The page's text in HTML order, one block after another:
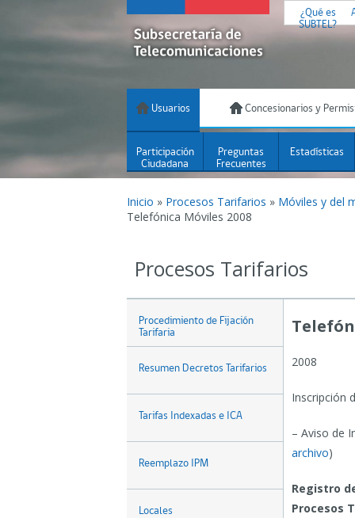
¿Qué es
SUBTEL?
Usuarios Concesionarios y
Participación
Ciudadana
Preguntas
Frecuentes
Estadísticas
Inicio » Procesos Tarifarios » Móviles y del
Telefónica Móviles 2008
Procesos Tarifarios
Procedimiento de Fijación
Tarifaria
Resumen Decretos Tarifarios
Tarifas Indexadas e ICA
Reemplazo IPM
Locales
2008
Inscripción
– Aviso de
archivo)
Registro
Procesos